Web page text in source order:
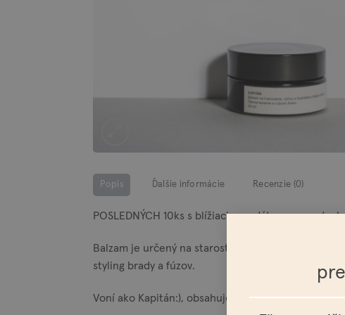
Popis Ďalšie informácie Recenzie (0)
POSLEDNÝCH 10ks s blížiacim sa dátumom
Balzam je určený na starostlivosť o bradu, fúzy a
styling brady a fúzov.
Voní ako Kapitán:), obsahuje esenciálne oleje